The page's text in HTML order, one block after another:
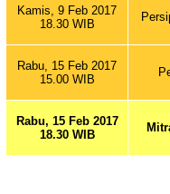
Kamis, 9 Feb 2017
18.30 WIB
Rabu, 15 Feb 2017
15.00 WIB
Rabu, 15 Feb 2017
18.30 WIB